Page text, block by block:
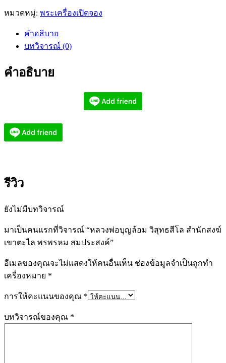
หมวดหมู่: พระเครื่องเปิดจอง
คำอธิบาย
บทวิจารณ์ (0)
คำอธิบาย
รีวิว
ยังไม่มีบทวิจารณ์
มาเป็นคนแรกที่วิจารณ์ “หลวงพ่อบุญล้อม วิสุทธสีโล สำนักสงฆ์
เขาตะไล พรพรหม สมประสงค์”
อีเมลของคุณจะไม่แสดงให้คนอื่นเห็น ช่องข้อมูลจำเป็นถูกทำ
เครื่องหมาย *
การให้คะแนนของคุณ *
บทวิจารณ์ของคุณ *